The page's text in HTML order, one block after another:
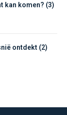
kan komen? (3)
ontdekt (2)